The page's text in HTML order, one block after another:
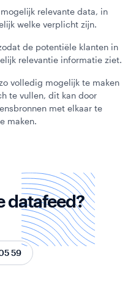
relevante data, in
welke verplicht zijn.
de potentiële klanten in
relevantie informatie ziet.
volledig mogelijk te maken
te vullen, dit kan door
met elkaar te
maken.
datafeed?
59